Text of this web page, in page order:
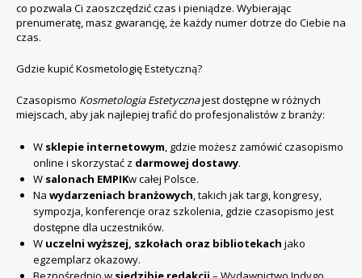
co pozwala Ci zaoszczędzić czas i pieniądze. Wybierając
prenumeratę, masz gwarancję, że każdy numer dotrze do Ciebie na
czas.
Gdzie kupić Kosmetologię Estetyczną?
Czasopismo Kosmetologia Estetycznajest dostępne w różnych
miejscach, aby jak najlepiej trafić do profesjonalistów z branży:
W sklepie internetowym, gdzie możesz zamówić czasopismo
online i skorzystać z darmowej dostawy.
W salonach EMPIKw całej Polsce.
Na wydarzeniach branżowych, takich jak targi, kongresy,
sympozja, konferencje oraz szkolenia, gdzie czasopismo jest
dostępne dla uczestników.
W uczelni wyższej, szkołach oraz bibliotekach jako
egzemplarz okazowy.